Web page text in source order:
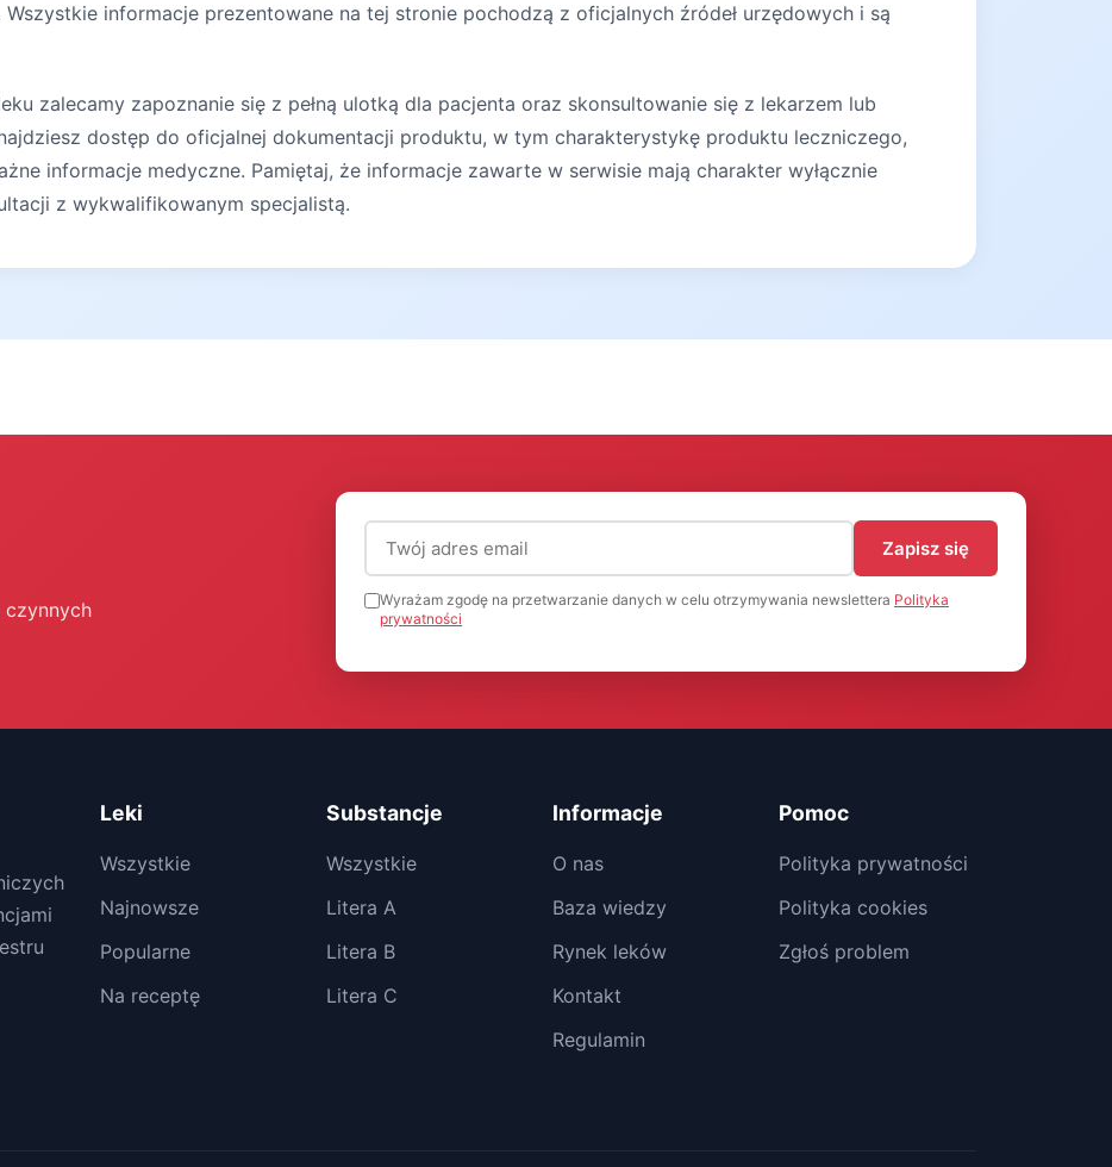
informacje prezentowane na tej stronie pochodzą z oficjalnych źródeł urzędowych i są
zalecamy zapoznanie się z pełną ulotką dla pacjenta oraz skonsultowanie się z lekarzem lub
dostęp do oficjalnej dokumentacji produktu, w tym charakterystykę produktu leczniczego,
informacje medyczne. Pamiętaj, że informacje zawarte w serwisie mają charakter wyłącznie
z wykwalifikowanym specjalistą.
czynnych
Adres email (wymagany)
Zapisz się
Wyrażam zgodę na przetwarzanie danych w celu otrzymywania newslettera Polityka
prywatności
Leki
Wszystkie
Najnowsze
Popularne
Na receptę
Substancje
Wszystkie
Litera A
Litera B
Litera C
Informacje
O nas
Baza wiedzy
Rynek leków
Kontakt
Regulamin
Pomoc
Polityka prywatności
Polityka cookies
Zgłoś problem